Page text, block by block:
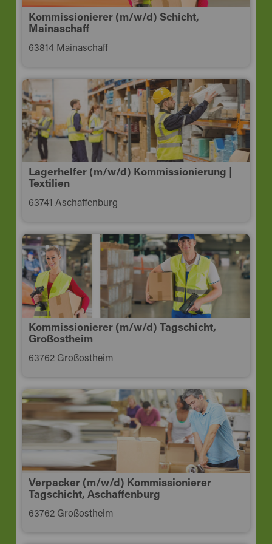
Kommissionierer (m/w/d) Schicht,
Mainaschaff
63814 Mainaschaff
Lagerhelfer (m/w/d) Kommissionierung |
Textilien
63741 Aschaffenburg
Kommissionierer (m/w/d) Tagschicht,
Großostheim
63762 Großostheim
Verpacker (m/w/d) Kommissionierer
Tagschicht, Aschaffenburg
63762 Großostheim